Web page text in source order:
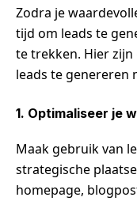
Zodra je
tijd om leads te
te trekken. Hier
leads te genereren
1. Optimaliseer je
Maak gebruik van
strategische
homepage,